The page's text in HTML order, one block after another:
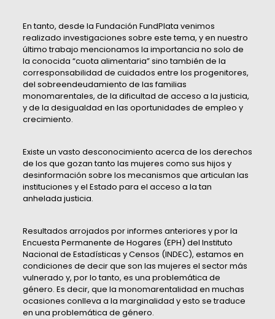
En tanto, desde la Fundación FundPlata venimos
realizado investigaciones sobre este tema, y en nuestro
último trabajo mencionamos la importancia no solo de
la conocida “cuota alimentaria” sino también de la
corresponsabilidad de cuidados entre los progenitores,
del sobreendeudamiento de las familias
monomarentales, de la dificultad de acceso a la justicia,
y de la desigualdad en las oportunidades de empleo y
crecimiento.
Existe un vasto desconocimiento acerca de los derechos
de los que gozan tanto las mujeres como sus hijos y
desinformación sobre los mecanismos que articulan las
instituciones y el Estado para el acceso a la tan
anhelada justicia.
Resultados arrojados por informes anteriores y por la
Encuesta Permanente de Hogares (EPH) del Instituto
Nacional de Estadísticas y Censos (INDEC), estamos en
condiciones de decir que son las mujeres el sector más
vulnerado y, por lo tanto, es una problemática de
género. Es decir, que la monomarentalidad en muchas
ocasiones conlleva a la marginalidad y esto se traduce
en una problemática de género.